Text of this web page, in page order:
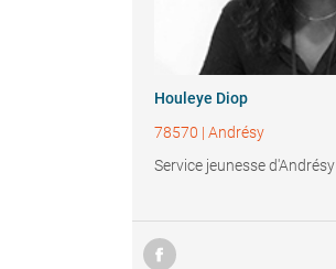
Houleye Diop
78570 | Andrésy
Service jeunesse d'Andrésy